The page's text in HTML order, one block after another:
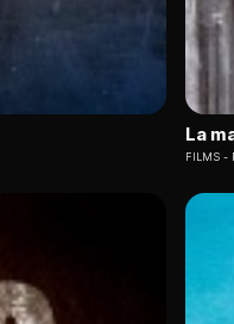
La
FILMS